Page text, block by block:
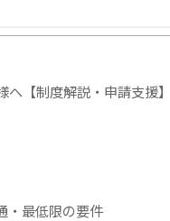
【制度解説・申請支援】
最低限の要件